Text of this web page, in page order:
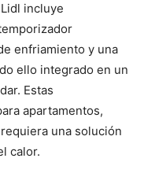
incluye
enfriamiento y una
ello integrado en un
Estas
apartamentos,
una solución
calor.